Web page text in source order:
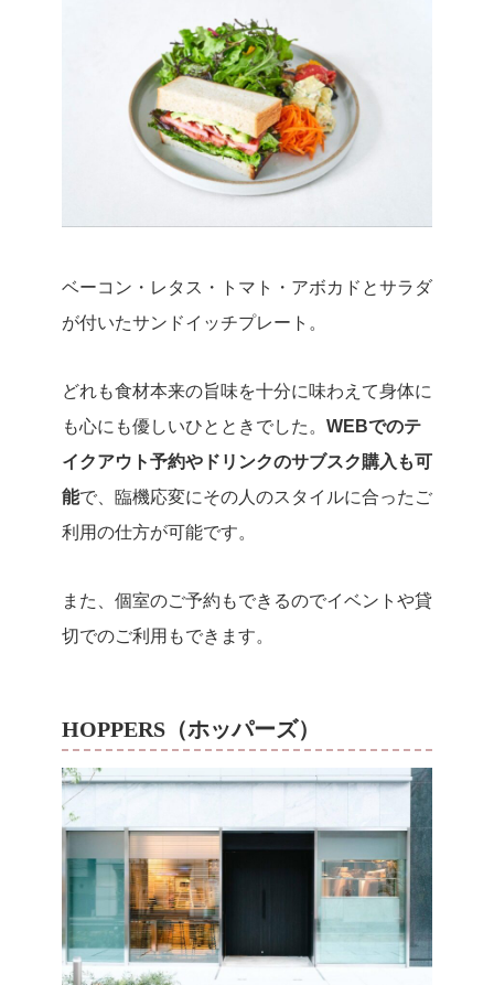
ベーコン・レタス・トマト・アボカドとサラダ
が付いたサンドイッチプレート。
どれも食材本来の旨味を十分に味わえて身体に
も心にも優しいひとときでした。 WEBでのテ
イクアウト予約やドリンクのサブスク購入も可
能で、臨機応変にその人のスタイルに合ったご
利用の仕方が可能です。
また、個室のご予約もできるのでイベントや貸
切でのご利用もできます。
HOPPERS（ホッパーズ）